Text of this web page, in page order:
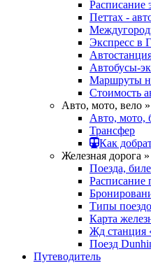
Расписание
Петтах -
Экспресс в
Автобусы-
Маршруты
Стоимость
Авто, мото, вело »
Авто, мото,
Трансфер
Как
Железная дорога »
Поезда,
Расписание
Типы
Карта
Жд станция
Поезд
Путеводитель